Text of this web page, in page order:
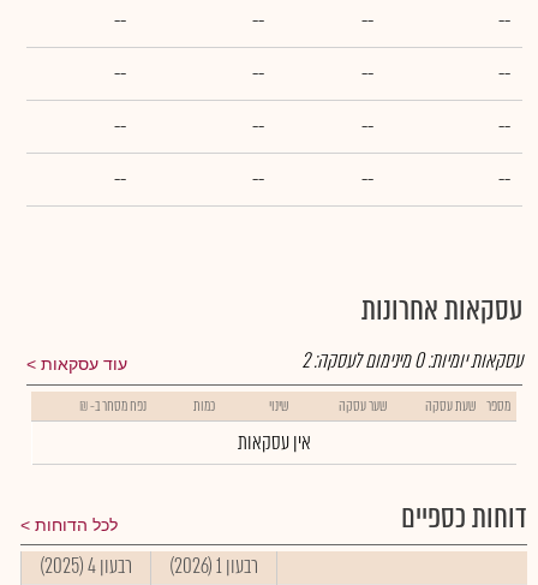
--
--
--
--
--
--
--
--
--
--
--
--
--
--
--
--
עסקאות אחרונות
עוד עסקאות עסקאות יומיות:0מינימום לעסקה:2
מספר שעת עסקה שער עסקה שינוי כמות נפח מסחר ב- ₪
אין עסקאות
דוחות כספיים לכל הדוחות
רבעון 1 (2026) רבעון 4 (2025)